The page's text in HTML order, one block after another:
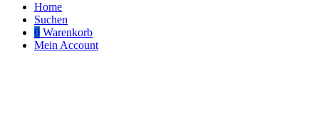
Home
Suchen
0 Warenkorb
Mein Account